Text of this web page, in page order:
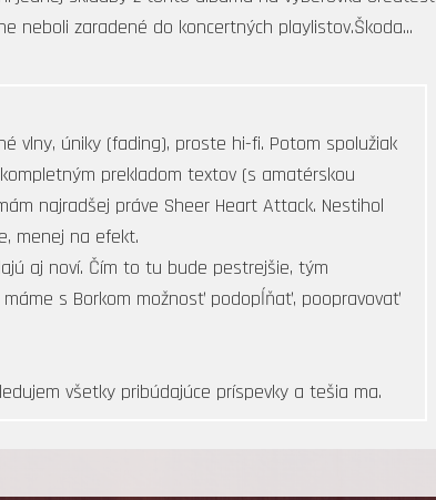
neboli zaradené do koncertných playlistov.Škoda...
vlny, úniky (fading), proste hi-fi. Potom spolužiak
prekladom textov (s amatérskou
najradšej práve Sheer Heart Attack. Nestihol
menej na efekt.
aj noví. Čím to tu bude pestrejšie, tým
s Borkom možnosť podopĺňať, poopravovať
všetky pribúdajúce príspevky a tešia ma.